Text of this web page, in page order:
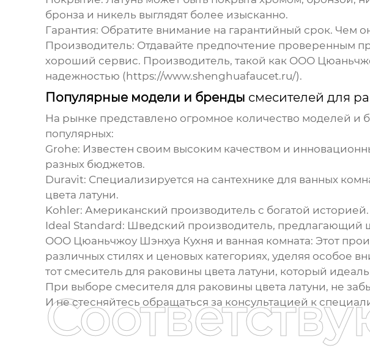
бронза и никель выглядят более изысканно.
Гарантия: Обратите внимание на гарантийный срок. Чем
Производитель: Отдавайте предпочтение проверенным
хороший сервис. Производитель, такой как ООО
надежностью (https://www.shenghuafaucet.ru/).
Популярные модели и бренды смесителей для
На рынке представлено огромное количество моделей и
популярных:
Grohe: Известен своим высоким качеством и
разных бюджетов.
Duravit: Специализируется на сантехнике для ванных
цвета латуни.
Kohler: Американский производитель с богатой
Ideal Standard: Шведский производитель, предлагающий
ООО Цюаньчжоу Шэнхуа Кухня и ванная комната: Этот
различных стилях и ценовых категориях, уделяя особое
тот смеситель для раковины цвета латуни, который
При выборе смесителя для раковины цвета латуни, не
И не стесняйтесь обращаться за консультацией к